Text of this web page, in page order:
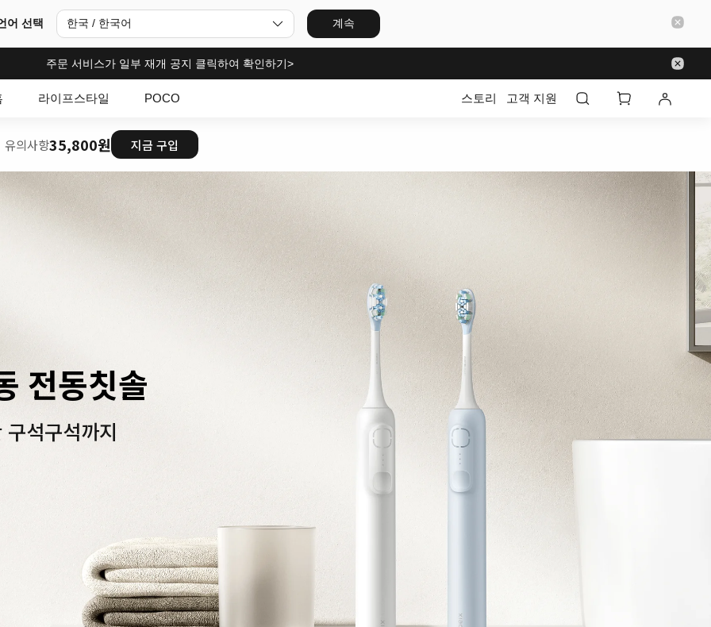
어 선택 한국 / 한국어 계속
주문 서비스가 일부 재개 공지 클릭하여 확인하기>
라이프스타일 POCO 스토리 고객 지원
유의사항35,800원 지금 구입
동칫솔
구석구석까지